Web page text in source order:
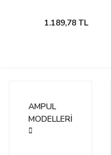
1.189,78 TL
AMPUL
MODELLERİ